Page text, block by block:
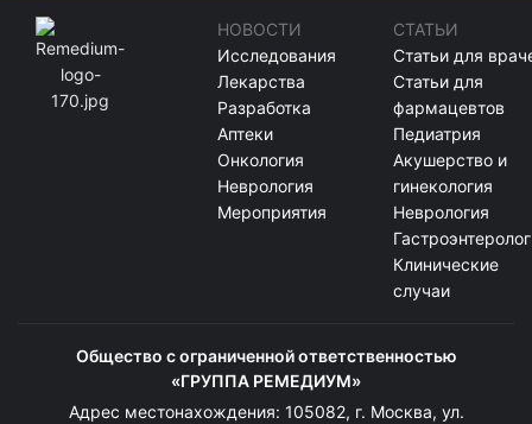
НОВОСТИ
Исследования
Лекарства
Разработка
Аптеки
Онкология
Неврология
Мероприятия
СТАТЬИ
Статьи для
Статьи для
фармацевтов
Педиатрия
Акушерство и
гинекология
Неврология
Клинические
случаи
Общество с ограниченной ответственностью
«ГРУППА РЕМЕДИУМ»
Адрес местонахождения: 105082, г. Москва, ул.